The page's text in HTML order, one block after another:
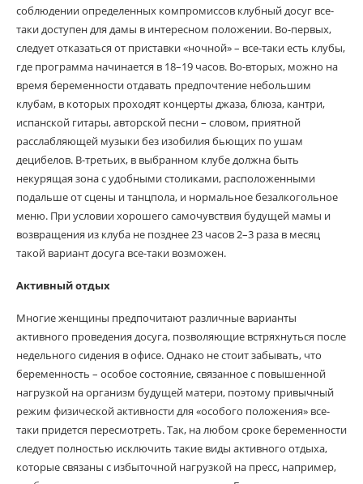
соблюдении определенных компромиссов клубный досуг все-
таки доступен для дамы в интересном положении. Во-первых,
следует отказаться от приставки «ночной» – все-таки есть клубы,
где программа начинается в 18–19 часов. Во-вторых, можно на
время беременности отдавать предпочтение небольшим
клубам, в которых проходят концерты джаза, блюза, кантри,
испанской гитары, авторской песни – словом, приятной
расслабляющей музыки без изобилия бьющих по ушам
децибелов. В-третьих, в выбранном клубе должна быть
некурящая зона с удобными столиками, расположенными
подальше от сцены и танцпола, и нормальное безалкогольное
меню. При условии хорошего самочувствия будущей мамы и
возвращения из клуба не позднее 23 часов 2–3 раза в месяц
такой вариант досуга все-таки возможен.
Активный отдых
Многие женщины предпочитают различные варианты
активного проведения досуга, позволяющие встряхнуться после
недельного сидения в офисе. Однако не стоит забывать, что
беременность – особое состояние, связанное с повышенной
нагрузкой на организм будущей матери, поэтому привычный
режим физической активности для «особого положения» все-
таки придется пересмотреть. Так, на любом сроке беременности
следует полностью исключить такие виды активного отдыха,
которые связаны с избыточной нагрузкой на пресс, например,